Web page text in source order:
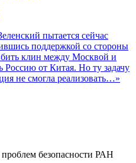
пытается сейчас
поддержкой со стороны
клин между Москвой и
от Китая. Но ту задачу
не смогла реализовать…»
безопасности РАН